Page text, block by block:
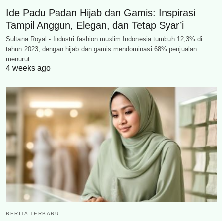
Ide Padu Padan Hijab dan Gamis: Inspirasi
Tampil Anggun, Elegan, dan Tetap Syar’i
Sultana Royal - Industri fashion muslim Indonesia tumbuh 12,3% di
tahun 2023, dengan hijab dan gamis mendominasi 68% penjualan
menurut…
4 weeks ago
BERITA TERBARU